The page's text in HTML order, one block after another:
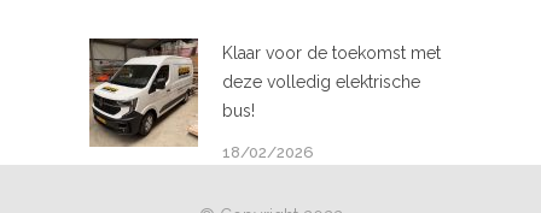
Klaar voor de toekomst met
deze volledig elektrische
bus!
18/02/2026